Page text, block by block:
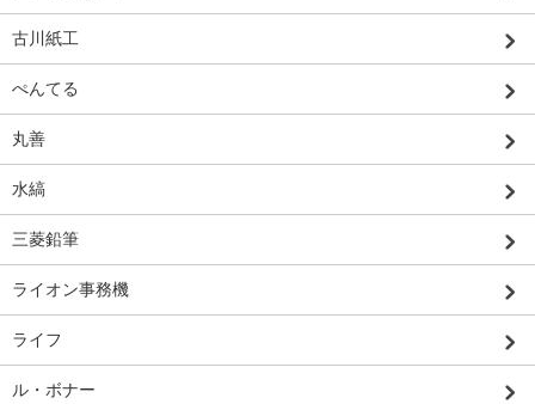
古川紙工
ぺんてる
丸善
水縞
三菱鉛筆
ライオン事務機
ライフ
ル・ボナー